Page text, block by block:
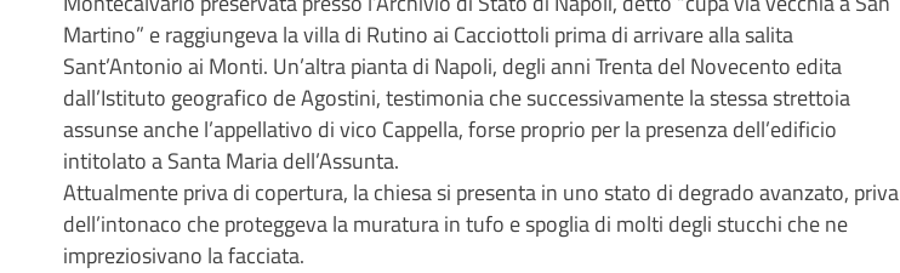
Martino” e raggiungeva la villa di Rutino ai Cacciottoli prima di arrivare alla salita
Sant’Antonio ai Monti. Un’altra pianta di Napoli, degli anni Trenta del Novecento edita
dall’Istituto geografico de Agostini, testimonia che successivamente la stessa strettoia
assunse anche l’appellativo di vico Cappella, forse proprio per la presenza dell’edificio
intitolato a Santa Maria dell’Assunta.
Attualmente priva di copertura, la chiesa si presenta in uno stato di degrado avanzato, priva
dell’intonaco che proteggeva la muratura in tufo e spoglia di molti degli stucchi che ne
impreziosivano la facciata.